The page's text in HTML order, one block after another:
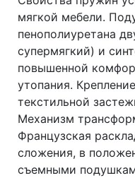
мягкой мебели.
пенополиуретана
супермягкий) и
повышенной
утопания.
текстильной
Механизм
Французская
сложения, в
съемными